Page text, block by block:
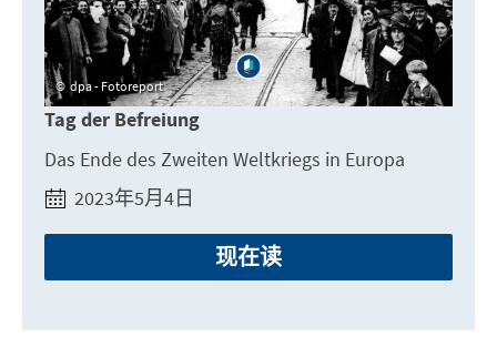
dpa - Fotoreport
Tag der Befreiung
Das Ende des Zweiten Weltkriegs in Europa
2023年5月4日
现在读